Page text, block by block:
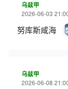
乌兹甲
2026-06-03
努库斯咸海
乌兹甲
2026-06-08